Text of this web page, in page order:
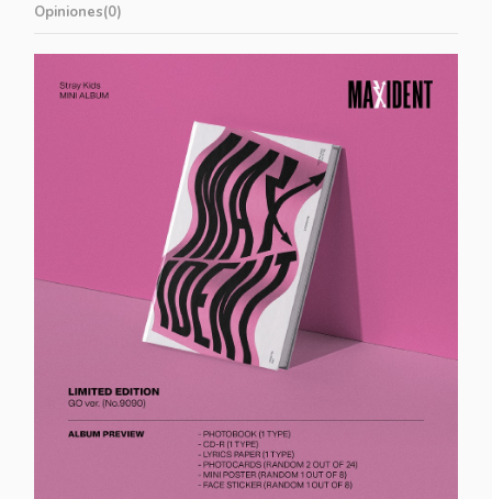
Opiniones(0)